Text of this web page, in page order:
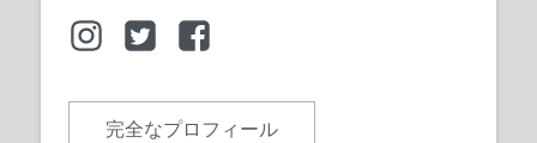
完全なプロフィール